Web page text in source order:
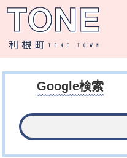
Google検索